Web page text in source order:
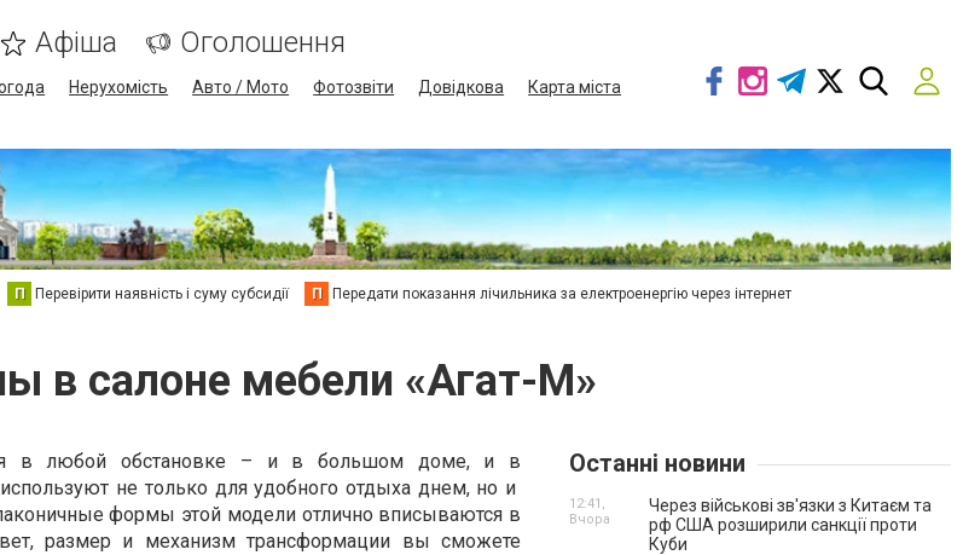
Афіша Оголошення
Нерухомість Авто / Мото Фотозвіти Довідкова
Карта міста
П Перевірити наявність і суму субсидії П Передати показання лічильника за електроенергію через інтернет
в салоне мебели «Агат-М»
в любой обстановке – и в большом доме, и в
используют не только для удобного отдыха днем, но и
формы этой модели отлично вписываются в
размер и механизм трансформации вы сможете
Останні новини
Через військові зв'язки з Китаєм та
рф США розширили санкції проти
Куби
12:41,
Вчора